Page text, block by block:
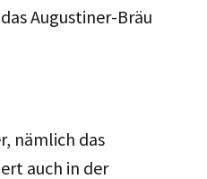
Augustiner-Bräu
nämlich das
auch in der